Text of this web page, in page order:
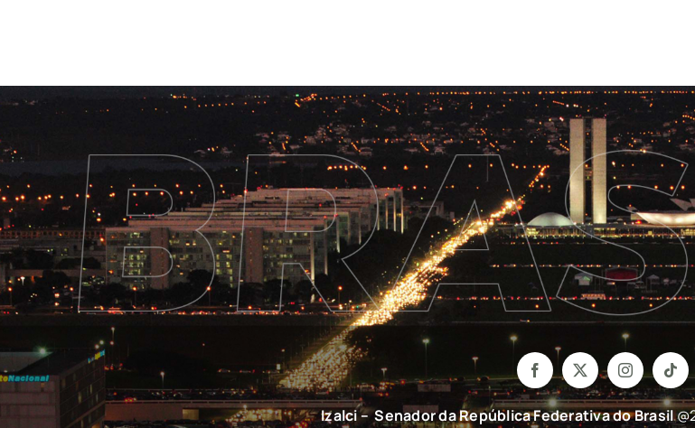
Izalci – Senador da República Federativa do Brasil